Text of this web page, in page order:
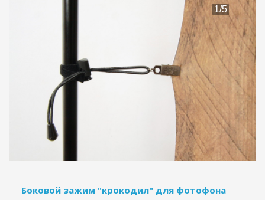
Боковой зажим "крокодил" для фотофона